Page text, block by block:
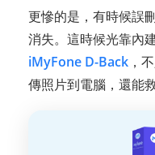
更慘的是，有時候誤
消失。這時候光靠內
iMyFone D-Back ，
傳照片到電腦，還能